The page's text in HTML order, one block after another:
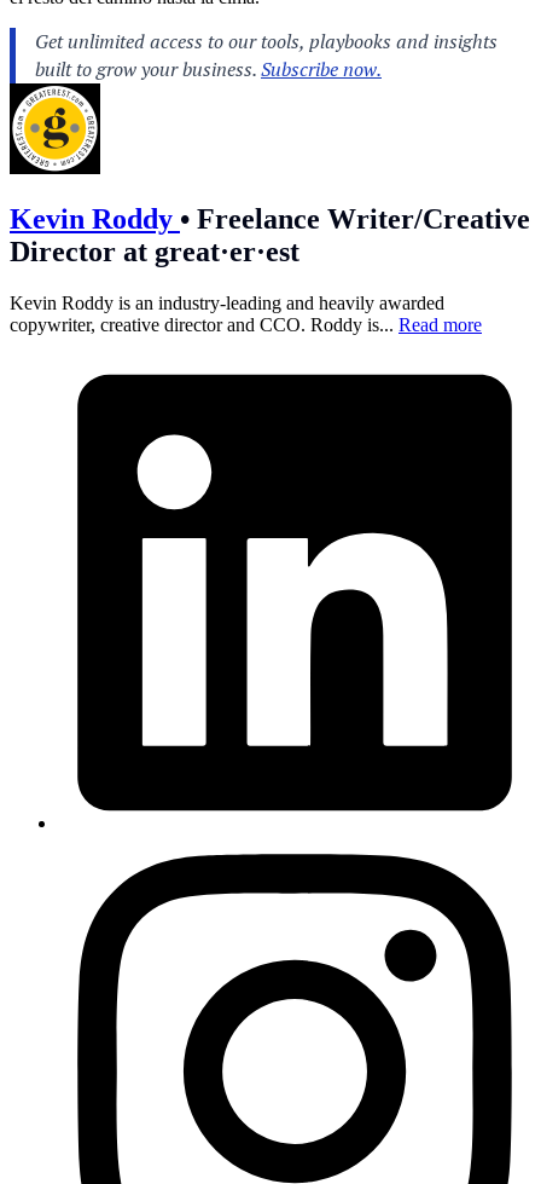
Kevin Roddy • Freelance Writer/Creative
Director at great·er·est
Kevin Roddy is an industry-leading and heavily awarded
copywriter, creative director and CCO. Roddy is... Read more